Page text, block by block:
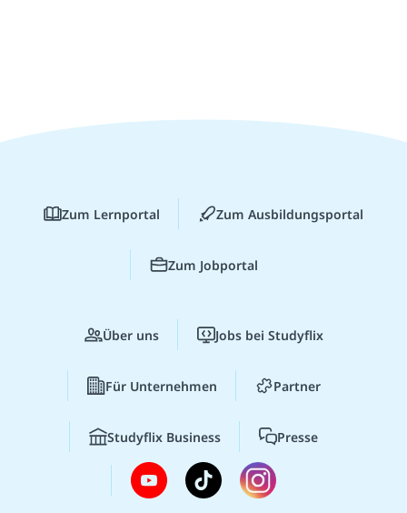
Zum Lernportal Zum Ausbildungsportal
Zum Jobportal
Über uns Jobs bei Studyflix
Für Unternehmen Partner
Studyflix Business Presse